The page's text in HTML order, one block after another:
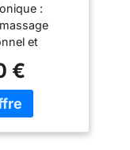
:
et
cou.
cou
la
€